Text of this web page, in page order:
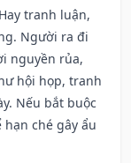
Hay tranh luận,
Người ra đi
nguyền rủa,
hội họp, tranh
Nếu bắt buộc
ché gây ẩu